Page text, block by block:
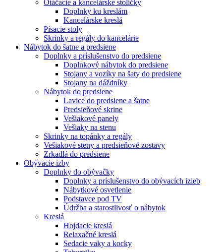
Otáčacie a kancelárske stoličky
Doplnky ku kreslám
Kancelárske kreslá
Písacie stoly
Skrinky a regály do kancelárie
Nábytok do šatne a predsiene
Doplnky a príslušenstvo do predsiene
Doplnkový nábytok do predsiene
Stojany a vozíky na šaty do predsiene
Stojany na dáždníky
Nábytok do predsiene
Lavice do predsiene a šatne
Predsieňové skrine
Vešiakové panely
Vešiaky na stenu
Skrinky na topánky a regály
Vešiakové steny a predsieňové zostavy
Zrkadlá do predsiene
Obývacie izby
Doplnky do obývačky
Doplnky a príslušenstvo do obývacích izieb
Nábytkové osvetlenie
Podstavce pod TV
Údržba a starostlivosť o nábytok
Kreslá
Hojdacie kreslá
Relaxačné kreslá
Sedacie vaky a kocky